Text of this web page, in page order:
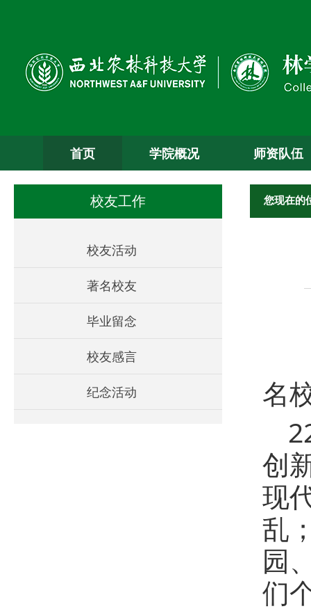
首页 学院概况 师资队伍
校友工作
校友活动
著名校友
毕业留念
校友感言
纪念活动
您现在的
名
创
现
乱
园
们